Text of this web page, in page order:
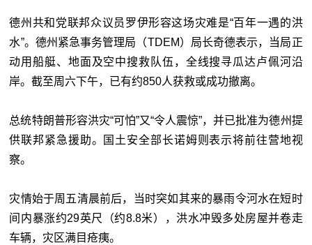
德州共和党联邦众议员罗伊形容这场灾难是“百年一遇的洪
水”。德州紧急事务管理局（TDEM）局长奇德表示，当局正
动用船艇、地面及空中搜救队伍，全线搜寻瓜达卢佩河沿
岸。截至周六下午，已有约850人获救或成功撤离。
总统特朗普形容洪灾“可怕”又“令人震惊”，并已批准为德州提
供联邦紧急援助。国土安全部长诺姆则表示将前往营地视
察。
灾情始于周五清晨前后，当时突如其来的暴雨令河水在短时
间内暴涨约29英尺（约8.8米），洪水冲毁多处房屋并卷走
车辆，灾区满目疮痍。